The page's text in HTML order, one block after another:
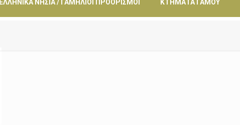
ΕΛΛΗΝΙΚΆ ΝΗΣΙΆ / ΓΑΜΉΛΙΟΙ ΠΡΟΟΡΙΣΜΟΊ ΚΤΉΜΑΤΑ ΓΆΜΟΥ